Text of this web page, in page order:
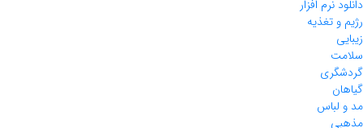
دانلود نرم افزار
رژیم و تغذیه
زیبایی
سلامت
گردشگری
گیاهان
مد و لباس
مذهبی